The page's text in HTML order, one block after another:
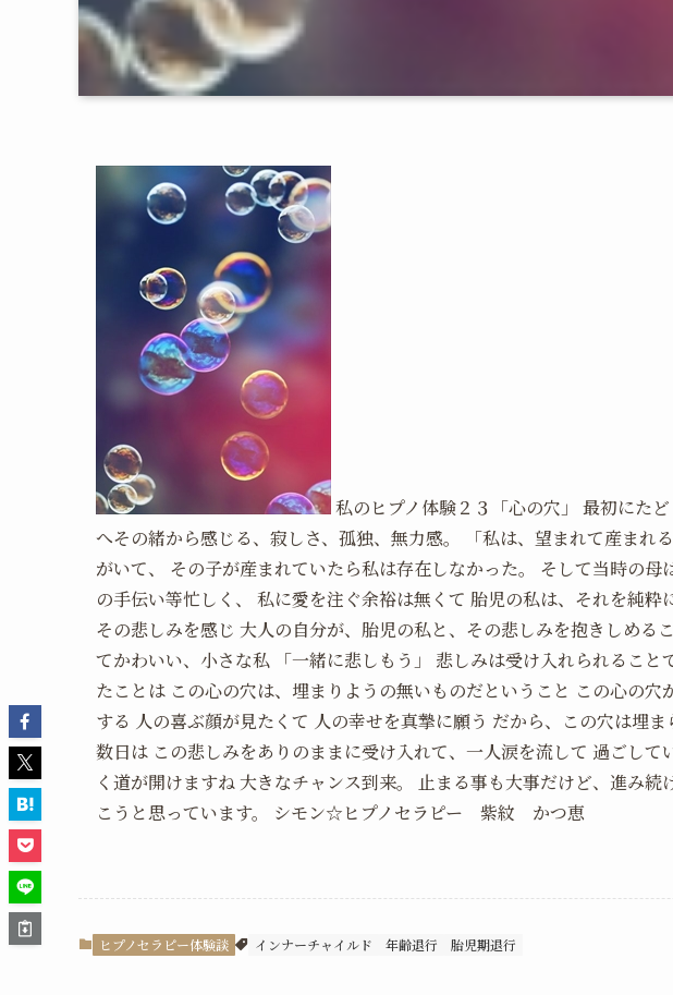
私のヒプノ体験２３「心の穴」 最初にた
へその緒から感じる、寂しさ、孤独、無力感。 「私は、望まれて産まれ
がいて、 その子が産まれていたら私は存在しなかった。 そして当時の
の手伝い等忙しく、 私に愛を注ぐ余裕は無くて 胎児の私は、それを純粋
その悲しみを感じ 大人の自分が、胎児の私と、その悲しみを抱きしめる
てかわいい、小さな私 「一緒に悲しもう」 悲しみは受け入れられるこ
たことは この心の穴は、埋まりようの無いものだということ この心の穴
する 人の喜ぶ顔が見たくて 人の幸せを真摯に願う だから、この穴は埋
数日は この悲しみをありのままに受け入れて、一人涙を流して 過ごして
く道が開けますね 大きなチャンス到来。 止まる事も大事だけど、進み
こうと思っています。 シモン☆ヒプノセラピー 紫紋 かつ恵
ヒプノセラピー体験談 インナーチャイルド 年齢退行 胎児期退行